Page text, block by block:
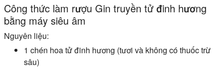
Công thức làm rượu Gin truyền tử đinh hương
bằng máy siêu âm
Nguyên liệu:
1 chén hoa tử đinh hương (tươi và không có thuốc trừ
sâu)